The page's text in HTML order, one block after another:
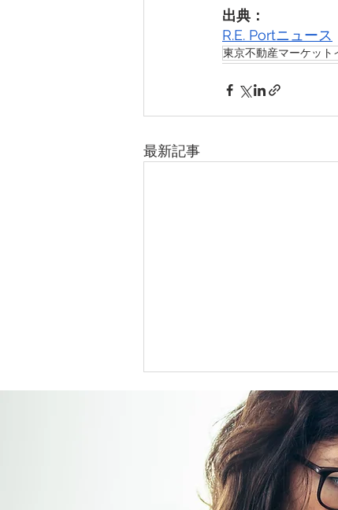
出典：
R.E. Portニュース
東京不動産マーケット
最新記事